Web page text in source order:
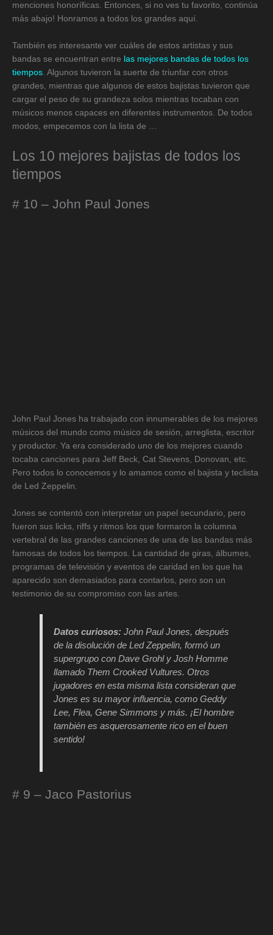
menciones honoríficas. Entonces, si no ves tu favorito, continúa
más abajo! Honramos a todos los grandes aquí.
También es interesante ver cuáles de estos artistas y sus
bandas se encuentran entre las mejores bandas de todos los
tiempos. Algunos tuvieron la suerte de triunfar con otros
grandes, mientras que algunos de estos bajistas tuvieron que
cargar el peso de su grandeza solos mientras tocaban con
músicos menos capaces en diferentes instrumentos. De todos
modos, empecemos con la lista de …
Los 10 mejores bajistas de todos los
tiempos
# 10 – John Paul Jones
John Paul Jones ha trabajado con innumerables de los mejores
músicos del mundo como músico de sesión, arreglista, escritor
y productor. Ya era considerado uno de los mejores cuando
tocaba canciones para Jeff Beck, Cat Stevens, Donovan, etc.
Pero todos lo conocemos y lo amamos como el bajista y teclista
de Led Zeppelin.
Jones se contentó con interpretar un papel secundario, pero
fueron sus licks, riffs y ritmos los que formaron la columna
vertebral de las grandes canciones de una de las bandas más
famosas de todos los tiempos. La cantidad de giras, álbumes,
programas de televisión y eventos de caridad en los que ha
aparecido son demasiados para contarlos, pero son un
testimonio de su compromiso con las artes.
Datos curiosos:John Paul Jones, después
de la disolución de Led Zeppelin, formó un
supergrupo con Dave Grohl y Josh Homme
llamado Them Crooked Vultures. Otros
jugadores en esta misma lista consideran que
Jones es su mayor influencia, como Geddy
Lee, Flea, Gene Simmons y más. ¡El hombre
también es asquerosamente rico en el buen
sentido!
# 9 – Jaco Pastorius